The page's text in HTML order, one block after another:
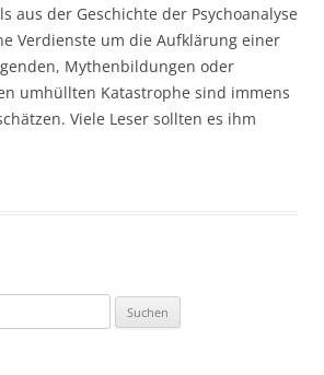
aus der Geschichte der Psychoanalyse
Verdienste um die Aufklärung einer
Mythenbildungen oder
umhüllten Katastrophe sind immens
Viele Leser sollten es ihm